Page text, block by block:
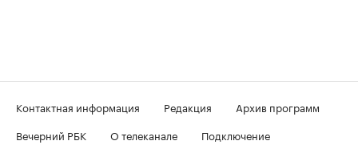
Контактная информация Редакция
Архив программ
Вечерний РБК
О телеканале
Подключение